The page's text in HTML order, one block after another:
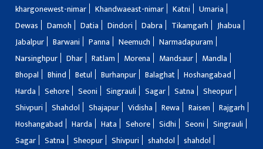
khargonewest-nimar
Khandwaeast-nimar Katni
Umaria
Dewas
Damoh Datia Dindori Dabra Tikamgarh
Jhabua
Jabalpur
Barwani Panna Neemuch
Narmadapuram
Narsinghpur
Dhar Ratlam Morena Mandsaur
Mandla
Bhopal
Bhind Betul Burhanpur Balaghat
Hoshangabad
Harda
Sehore Seoni Singrauli Sagar Satna
Sheopur
Shivpuri
Shahdol Shajapur Vidisha Rewa Raisen
Rajgarh
Hoshangabad
Harda Hata Sehore Sidhi Seoni
Singrauli
Sagar
Satna Sheopur Shivpuri shahdol
shahdol